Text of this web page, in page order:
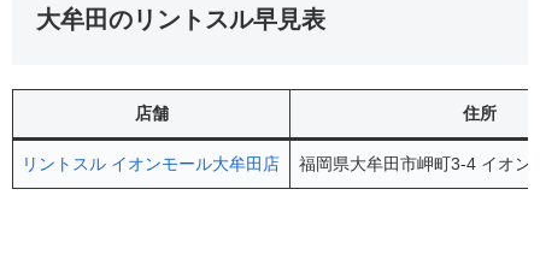
大牟田のリントスル早見表
店舗 住所
リントスル イオンモール大牟田店 福岡県大牟田市岬町3-4 イオン